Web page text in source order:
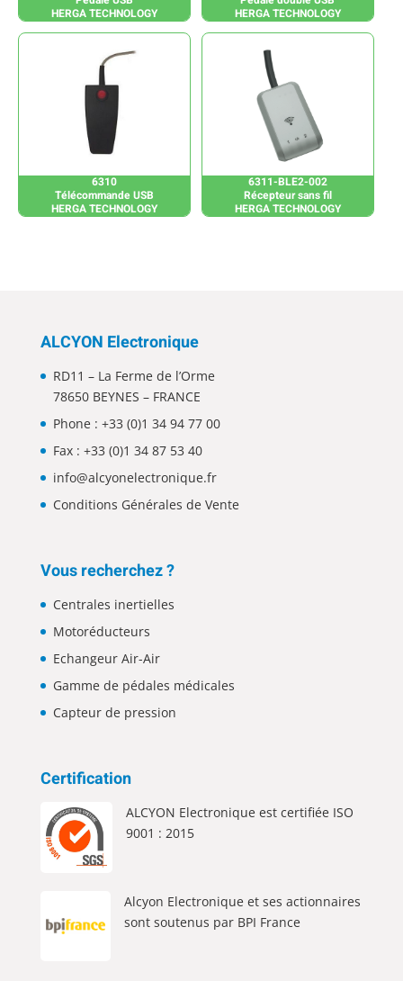
HERGA TECHNOLOGY
HERGA TECHNOLOGY
6310
Télécommande USB
HERGA TECHNOLOGY
6311-BLE2-002
Récepteur sans fil
HERGA TECHNOLOGY
ALCYON Electronique
RD11 – La Ferme de l’Orme
78650 BEYNES – FRANCE
Phone : +33 (0)1 34 94 77 00
Fax : +33 (0)1 34 87 53 40
info@alcyonelectronique.fr
Conditions Générales de Vente
Vous recherchez ?
Centrales inertielles
Motoréducteurs
Echangeur Air-Air
Gamme de pédales médicales
Capteur de pression
Certification
ALCYON Electronique est certifiée ISO
9001 : 2015
Alcyon Electronique et ses actionnaires
sont soutenus par BPI France